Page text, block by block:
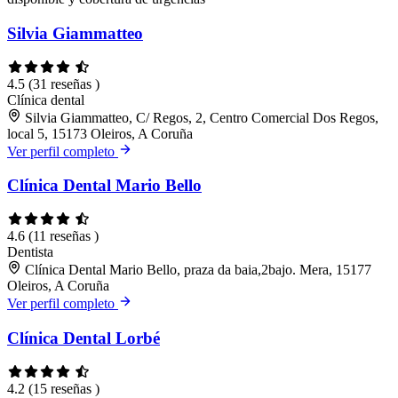
Silvia Giammatteo
4.5 (31 reseñas )
Clínica dental
Silvia Giammatteo, C/ Regos, 2, Centro Comercial Dos Regos,
local 5, 15173 Oleiros, A Coruña
Ver perfil completo
Clínica Dental Mario Bello
4.6 (11 reseñas )
Dentista
Clínica Dental Mario Bello, praza da baia,2bajo. Mera, 15177
Oleiros, A Coruña
Ver perfil completo
Clínica Dental Lorbé
4.2 (15 reseñas )